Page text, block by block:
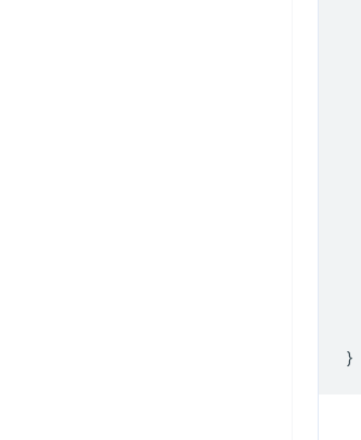
}